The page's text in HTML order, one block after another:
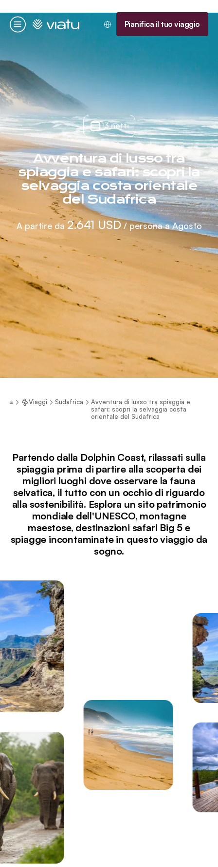
Menu
Homepage Pianifica il tuo viaggio
13 notti
Avventura di lusso tra
spiaggia e safari: scopri la
selvaggia costa orientale
del Sudafrica
A partire da 2.641 USD/ persona a Agosto
Viaggi Sudafrica
Avventura di lusso tra spiaggia e
safari: scopri la selvaggia costa
orientale del Sudafrica
Partendo dalla Dolphin Coast, rilassati sulla
spiaggia prima di partire alla scoperta dei
migliori luoghi dove osservare la fauna
selvatica, il tutto con un occhio di riguardo
alla sostenibilità. Esplora un sito patrimonio
mondiale dell'UNESCO, montagne
maestose, destinazioni safari Big 5 e
spiagge incontaminate in questo viaggio da
sogno.